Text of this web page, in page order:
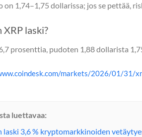
1,74–1,75 dollarissa; jos se pettää,
laski?
prosenttia, pudoten 1,88 dollarista
markets/2026/01/31/
luettavaa:
laski 3,6 % kryptomarkkinoiden